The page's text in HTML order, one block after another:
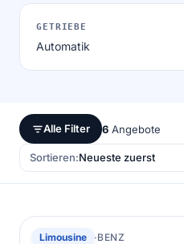
GETRIEBE
Automatik
Alle Filter 6 Angebote
Sortieren:
Limousine
MERCEDES-BENZ